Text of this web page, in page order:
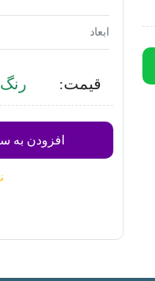
ابعاد
قیمت: رنگ
افزودن به